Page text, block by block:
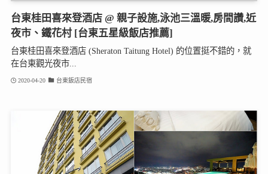
台東桂田喜來登酒店 @ 親子設施,泳池三溫暖,房間讚,近
夜市、鐵花村 [台東五星級飯店推薦]
台東桂田喜來登酒店 (Sheraton Taitung Hotel) 的位置挺不錯的，就
在台東觀光夜市...
2020-04-20 台東飯店民宿